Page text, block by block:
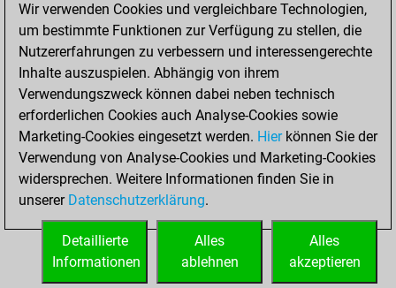
Matt auf vollem Brett
0
Bauer setzt Matt
0
Erstickte Matts
Unterverwandlungen
Türme auf der siebten
0
STARTSEITE
Wir verwenden Cookies und vergleichbare Technologien,
um bestimmte Funktionen zur Verfügung zu stellen, die
Nutzererfahrungen zu verbessern und interessengerechte
Inhalte auszuspielen. Abhängig von ihrem
Verwendungszweck können dabei neben technisch
erforderlichen Cookies auch Analyse-Cookies sowie
Marketing-Cookies eingesetzt werden. Hierkönnen Sie der
Verwendung von Analyse-Cookies und Marketing-Cookies
widersprechen. Weitere Informationen finden Sie in
unserer Datenschutzerklärung.
Alles
akzeptieren
Alles
ablehnen
Detaillierte
Informationen